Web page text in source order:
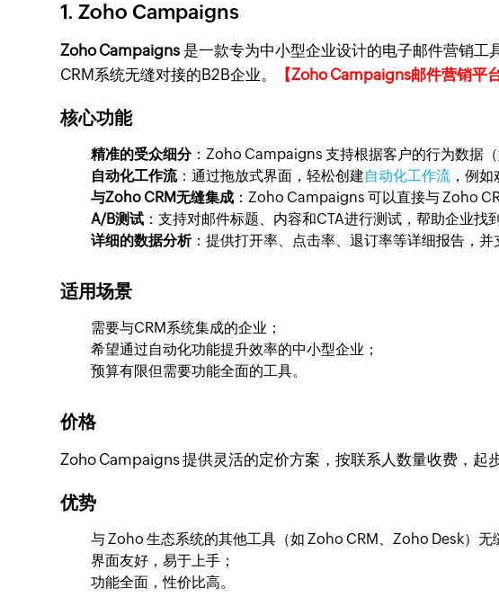
1. Zoho Campaigns
Zoho Campaigns 是一款专为中小型企业设计的电子邮件营销
CRM系统无缝对接的B2B企业。
【Zoho Campaigns邮件营销平
核心功能
精准的受众细分：Zoho Campaigns 支持根据客户的行为数据
自动化工作流：通过拖放式界面，轻松创建自动化工作流 ，例
与Zoho CRM无缝集成 ：Zoho Campaigns 可以直接与 Zoho
A/B测试 ：支持对邮件标题、内容和CTA进行测试，帮助企业找
详细的数据分析：提供打开率、点击率、退订率等详细报告，并
适用场景
需要与CRM系统集成的企业；
希望通过自动化功能提升效率的中小型企业；
预算有限但需要功能全面的工具。
价格
Zoho Campaigns 提供灵活的定价方案，按联系人数量收费，起
优势
与 Zoho 生态系统的其他工具（如 Zoho CRM、Zoho Desk）无
界面友好，易于上手；
功能全面，性价比高。